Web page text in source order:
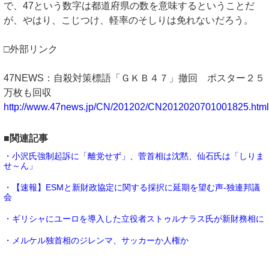
で、47という数字は都道府県の数を意味するということだ
が、やはり、こじつけ、軽率のそしりは免れないだろう。
□外部リンク
47NEWS：自殺対策標語「ＧＫＢ４７」撤回 ポスター２５
万枚も回収
http://www.47news.jp/CN/201202/CN2012020701001825.html
■関連記事
・小沢氏強制起訴に「離党せず」、菅首相は沈黙、仙石氏は「しりま
せ～ん」
・【速報】ESMと新財政協定に関する採択に延期を望む声-独連邦議
会
・ギリシャにユーロを導入した立役者ストゥルナラス氏が新財務相に
・メルケル独首相のジレンマ、サッカーか人権か